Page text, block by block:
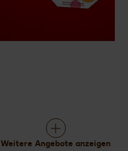
Weitere Angebote anzeigen